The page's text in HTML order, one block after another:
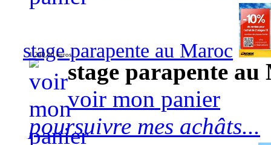
stage parapente au Maroc
1 240,00 euros
stage parapente au
voir mon panier
poursuivre mes achâts...